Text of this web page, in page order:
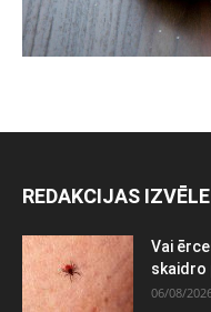
REDAKCIJAS IZVĒLE
Vai
skaidro
06/08/